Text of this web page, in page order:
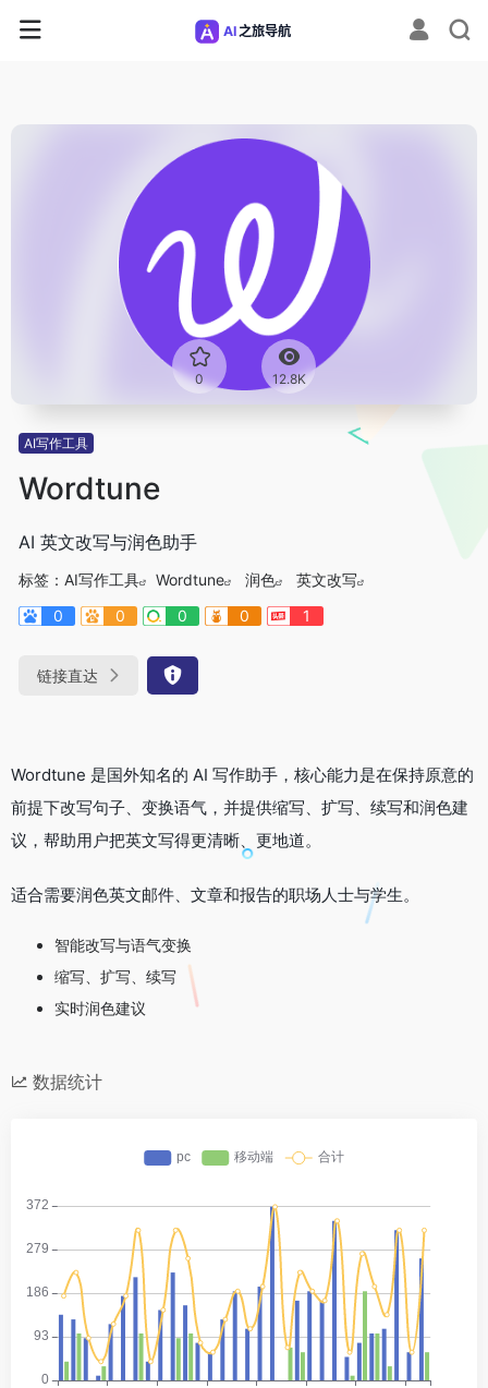
0 12.8K
AI写作工具
Wordtune
AI 英文改写与润色助手
标签： AI写作工具 Wordtune 润色
英文改写
0
0 0 0 1
链接直达
Wordtune 是国外知名的 AI 写作助手，核心能力是在保持原意的
前提下改写句子、变换语气，并提供缩写、扩写、续写和润色建
议，帮助用户把英文写得更清晰、更地道。
适合需要润色英文邮件、文章和报告的职场人士与学生。
智能改写与语气变换
缩写、扩写、续写
实时润色建议
数据统计